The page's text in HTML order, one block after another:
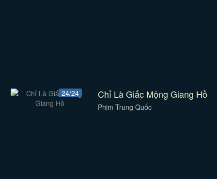
24/24 Chỉ Là Giấc Mộng Giang Hồ
Phim Trung Quốc